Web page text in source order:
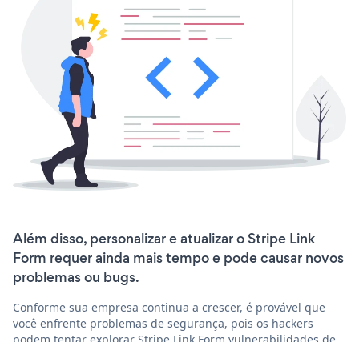
Além disso, personalizar e atualizar o Stripe Link
Form requer ainda mais tempo e pode causar novos
problemas ou bugs.
Conforme sua empresa continua a crescer, é provável que
você enfrente problemas de segurança, pois os hackers